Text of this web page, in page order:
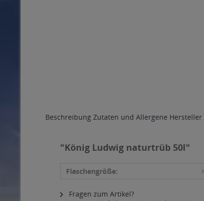
Beschreibung Zutaten und Allergene Hersteller
"König Ludwig naturtrüb 50l"
Flaschengröße:
Fragen zum Artikel?